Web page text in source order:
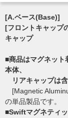
[A.ベース(Base)]
[フロントキャップ
キャップ
■商品はマグネット
本体、
リアキャップは含
[Magnetic
の単品製品です。
■Swiftマグネティ